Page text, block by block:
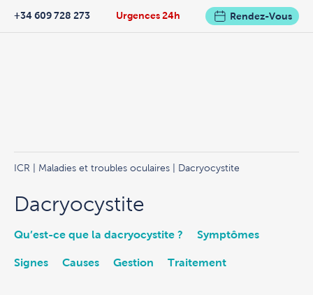
Urgences 24h
+34 609 728 273 Rendez-Vous
ICR Maladies et troubles oculaires | Dacryocystite
Dacryocystite
Qu’est-ce que la dacryocystite ? Symptômes
Signes Causes Gestion Traitement